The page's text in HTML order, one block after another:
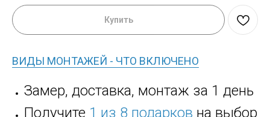
Купить
ВИДЫ МОНТАЖЕЙ - ЧТО ВКЛЮЧЕНО
Замер, доставка, монтаж за 1 день
Получите 1 из 8 подарков на выбор